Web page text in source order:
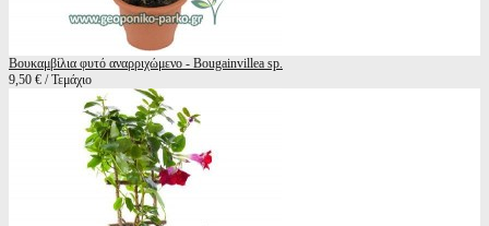
Βουκαμβίλια φυτό αναρριχώμενο - Bougainvillea sp.
9,50 € / Τεμάχιο